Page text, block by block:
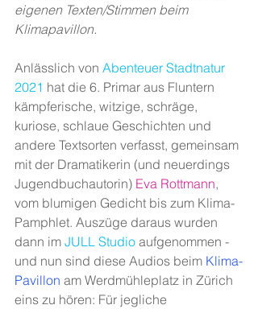
eigenen Texten/Stimmen beim
Klimapavillon.
Anlässlich von Abenteuer Stadtnatur
2021 hat die 6. Primar aus Fluntern
kämpferische, witzige, schräge,
kuriose, schlaue Geschichten und
andere Textsorten verfasst, gemeinsam
mit der Dramatikerin (und neuerdings
Jugendbuchautorin) Eva Rottmann,
vom blumigen Gedicht bis zum Klima-
Pamphlet. Auszüge daraus wurden
dann im JULL Studio aufgenommen -
und nun sind diese Audios beim Klima-
Pavillon am Werdmühleplatz in Zürich
eins zu hören: Für jegliche